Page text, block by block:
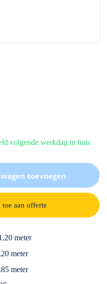
volgende werkdag in huis
toevoegen
toe aan offerte
meter
meter
meter